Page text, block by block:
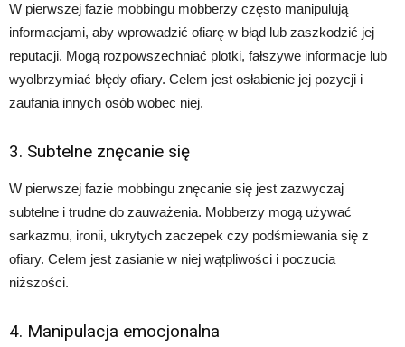
W pierwszej fazie mobbingu mobberzy często manipulują
informacjami, aby wprowadzić ofiarę w błąd lub zaszkodzić jej
reputacji. Mogą rozpowszechniać plotki, fałszywe informacje lub
wyolbrzymiać błędy ofiary. Celem jest osłabienie jej pozycji i
zaufania innych osób wobec niej.
3. Subtelne znęcanie się
W pierwszej fazie mobbingu znęcanie się jest zazwyczaj
subtelne i trudne do zauważenia. Mobberzy mogą używać
sarkazmu, ironii, ukrytych zaczepek czy podśmiewania się z
ofiary. Celem jest zasianie w niej wątpliwości i poczucia
niższości.
4. Manipulacja emocjonalna